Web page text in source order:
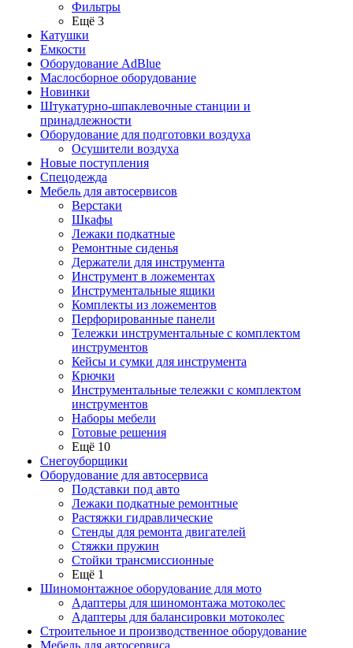
Фильтры
Ещё 3
Катушки
Емкости
Оборудование AdBlue
Маслосборное оборудование
Новинки
Штукатурно-шпаклевочные станции и
принадлежности
Оборудование для подготовки воздуха
Осушители воздуха
Новые поступления
Спецодежда
Мебель для автосервисов
Верстаки
Шкафы
Лежаки подкатные
Ремонтные сиденья
Держатели для инструмента
Инструмент в ложементах
Инструментальные ящики
Комплекты из ложементов
Перфорированные панели
Тележки инструментальные с комплектом
инструментов
Кейсы и сумки для инструмента
Крючки
Инструментальные тележки с комплектом
инструментов
Наборы мебели
Готовые решения
Ещё 10
Снегоуборщики
Оборудование для автосервиса
Подставки под авто
Лежаки подкатные ремонтные
Растяжки гидравлические
Стенды для ремонта двигателей
Стяжки пружин
Стойки трансмиссионные
Ещё 1
Шиномонтажное оборудование для мото
Адаптеры для шиномонтажа мотоколес
Адаптеры для балансировки мотоколес
Строительное и производственное оборудование
Мебель для автосервиса